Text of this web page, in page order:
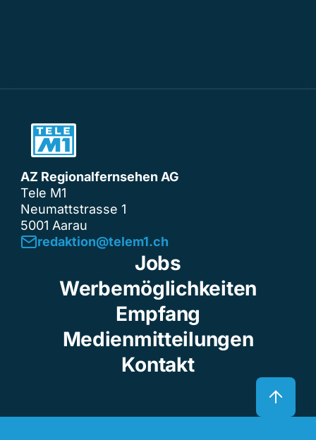
AZ Regionalfernsehen AG
Tele M1
Neumattstrasse 1
5001 Aarau
redaktion@telem1.ch
Jobs
Werbemöglichkeiten
Empfang
Medienmitteilungen
Kontakt